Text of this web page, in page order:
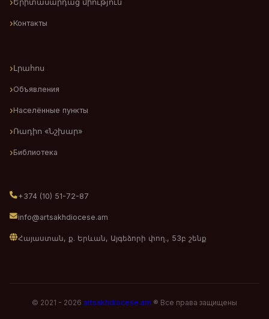
Երիտասարդաց միություն
Контакты
Լրահոս
Объявления
Населённые пункты
Ռադիո «Նշխար»
Библиотека
+374 (10) 51-72-87
info@artsakhdiocese.am
Հայաստան, ք. Երևան, Այգեձորի փող., 53բ շենք
© 2021 - 2026 artsakhdiocese.am ® Все права защищены